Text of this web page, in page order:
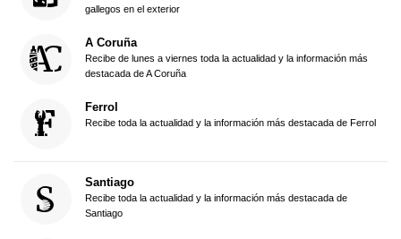
gallegos en el exterior
A Coruña
Recibe de lunes a viernes toda la actualidad y la información más
destacada de A Coruña
Ferrol
Recibe toda la actualidad y la información más destacada de Ferrol
Santiago
Recibe toda la actualidad y la información más destacada de
Santiago